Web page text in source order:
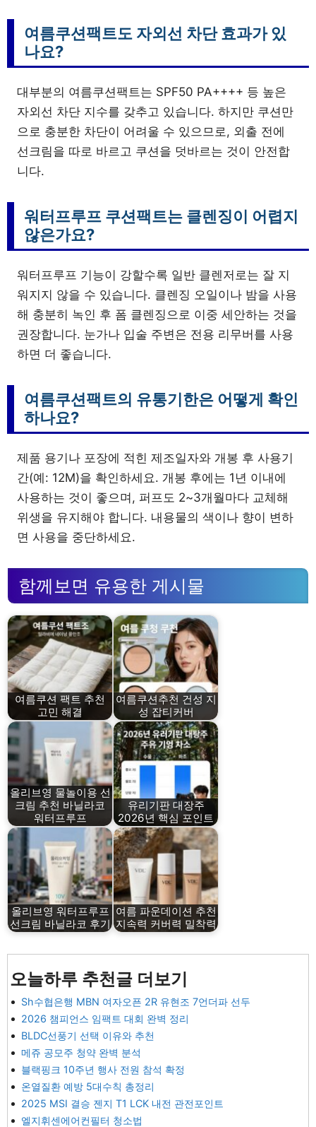
여름쿠션팩트도 자외선 차단 효과가 있
나요?
대부분의 여름쿠션팩트는 SPF50 PA++++ 등 높은
자외선 차단 지수를 갖추고 있습니다. 하지만 쿠션만
으로 충분한 차단이 어려울 수 있으므로, 외출 전에
선크림을 따로 바르고 쿠션을 덧바르는 것이 안전합
니다.
워터프루프 쿠션팩트는 클렌징이 어렵지
않은가요?
워터프루프 기능이 강할수록 일반 클렌저로는 잘 지
워지지 않을 수 있습니다. 클렌징 오일이나 밤을 사용
해 충분히 녹인 후 폼 클렌징으로 이중 세안하는 것을
권장합니다. 눈가나 입술 주변은 전용 리무버를 사용
하면 더 좋습니다.
여름쿠션팩트의 유통기한은 어떻게 확인
하나요?
제품 용기나 포장에 적힌 제조일자와 개봉 후 사용기
간(예: 12M)을 확인하세요. 개봉 후에는 1년 이내에
사용하는 것이 좋으며, 퍼프도 2~3개월마다 교체해
위생을 유지해야 합니다. 내용물의 색이나 향이 변하
면 사용을 중단하세요.
함께보면 유용한 게시물
여름쿠션 팩트 추천
고민 해결
여름쿠션추천 건성 지
성 잡티커버
올리브영 물놀이용 선
크림 추천 바닐라코
워터프루프
유리기판 대장주
2026년 핵심 포인트
올리브영 워터프루프
선크림 바닐라코 후기
여름 파운데이션 추천
지속력 커버력 밀착력
오늘하루 추천글 더보기
Sh수협은행 MBN 여자오픈 2R 유현조 7언더파 선두
2026 챔피언스 임팩트 대회 완벽 정리
BLDC선풍기 선택 이유와 추천
메쥬 공모주 청약 완벽 분석
블랙핑크 10주년 행사 전원 참석 확정
온열질환 예방 5대수칙 총정리
2025 MSI 결승 젠지 T1 LCK 내전 관전포인트
엘지휘센에어컨필터 청소법